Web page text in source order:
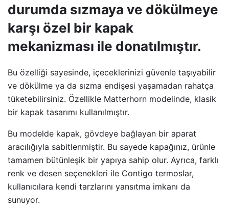
durumda sızmaya ve dökülmeye
karşı özel bir kapak
mekanizması ile donatılmıştır.
Bu özelliği sayesinde, içeceklerinizi güvenle taşıyabilir
ve dökülme ya da sızma endişesi yaşamadan rahatça
tüketebilirsiniz. Özellikle Matterhorn modelinde, klasik
bir kapak tasarımı kullanılmıştır.
Bu modelde kapak, gövdeye bağlayan bir aparat
aracılığıyla sabitlenmiştir. Bu sayede kapağınız, ürünle
tamamen bütünleşik bir yapıya sahip olur. Ayrıca, farklı
renk ve desen seçenekleri ile Contigo termoslar,
kullanıcılara kendi tarzlarını yansıtma imkanı da
sunuyor.